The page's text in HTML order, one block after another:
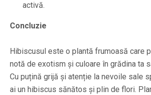
activă.
Concluzie
Hibiscusul este o plantă frumoasă care
notă de exotism și culoare în grădina ta
Cu puțină grijă și atenție la nevoile sale
ai un hibiscus sănătos și plin de flori.